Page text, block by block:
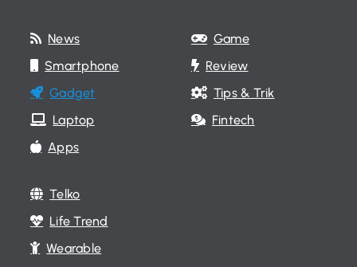
News
Smartphone
Gadget
Laptop
Apps
Game
Review
Tips & Trik
Fintech
Telko
Life Trend
Wearable